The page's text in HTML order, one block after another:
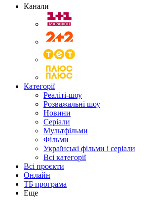
Канали
Категорії
Реаліті-шоу
Розважальні шоу
Новини
Серіали
Мультфільми
Фільми
Українські фільми і серіали
Всі категорії
Всі проєкти
Онлайн
ТБ програма
Еще